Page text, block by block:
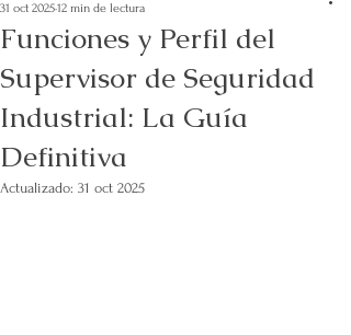
Funciones y Perfil del
Supervisor de Seguridad
Industrial: La Guía
Definitiva
31 oct 202512 min de lectura
Actualizado: 31 oct 2025